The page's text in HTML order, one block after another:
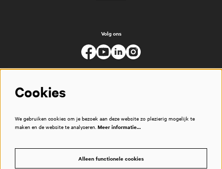
Volg ons
Cookies
We gebruiken cookies om je bezoek aan deze website zo plezierig mogelijk te
maken en de website te analyseren. Meer informatie…
Alleen functionele cookies